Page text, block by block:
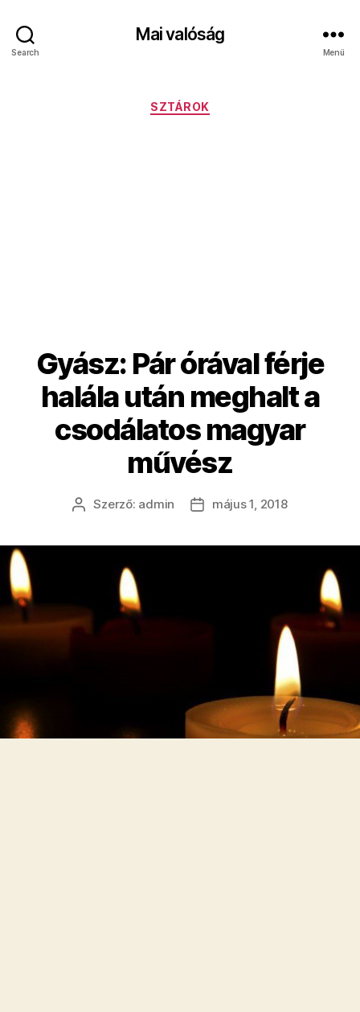
Search
Mai valóság
Menü
Kategóriák
SZTÁROK
Gyász: Pár órával férje
halála után meghalt a
csodálatos magyar
művész
Bejegyzés
Szerző: admin
Bejegyzés
május 1, 2018